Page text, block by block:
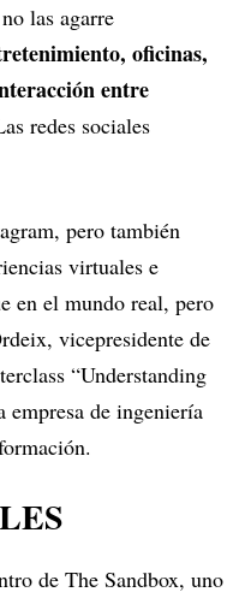
las agarre
oficinas,
entre
redes sociales
pero también
virtuales e
en el mundo real, pero
vicepresidente de
“Understanding
empresa de ingeniería
de The Sandbox, uno